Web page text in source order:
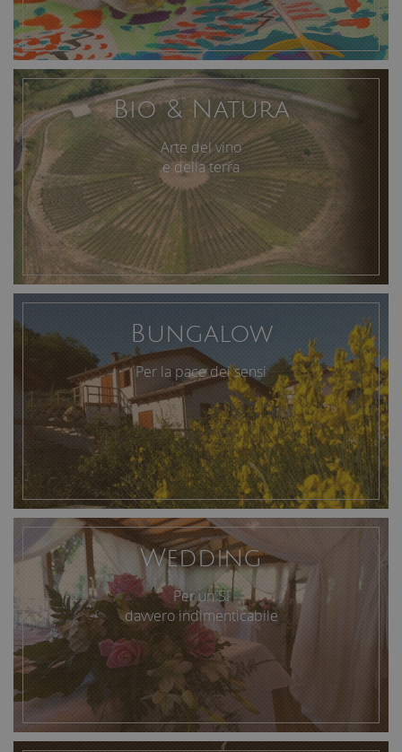
Bio & Natura
Arte del vino
e della terra
Bungalow
Per la pace dei sensi
Wedding
Per un SI
davvero indimenticabile